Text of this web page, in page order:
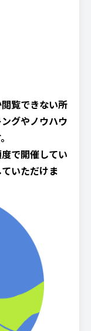
覧できない所
グやノウハウ
で開催してい
いただけま